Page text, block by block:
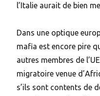
l’Italie aurait de bien
Dans une optique
mafia est encore pire
autres membres de
migratoire venue
s’ils sont contents de